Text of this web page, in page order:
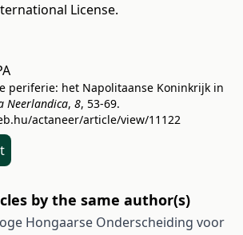
License.
periferie: het Napolitaanse Koninkrijk in
Neerlandica, 8, 53-69.
actaneer/article/view/11122
by the same author(s)
Hongaarse Onderscheiding voor